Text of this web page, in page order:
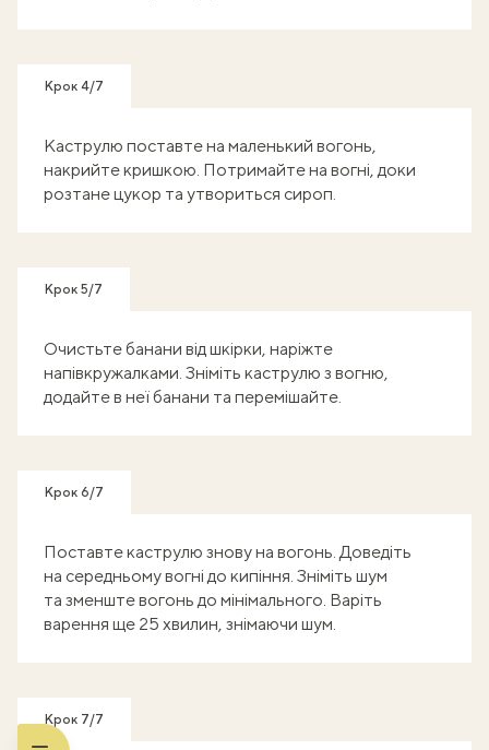
Крок 4/7
Каструлю поставте на маленький вогонь,
накрийте кришкою. Потримайте на вогні, доки
розтане цукор та утвориться сироп.
Крок 5/7
Очистьте банани від шкірки, наріжте
напівкружалками. Зніміть каструлю з вогню,
додайте в неї банани та перемішайте.
Крок 6/7
Поставте каструлю знову на вогонь. Доведіть
на середньому вогні до кипіння. Зніміть шум
та зменште вогонь до мінімального. Варіть
варення ще 25 хвилин, знімаючи шум.
Крок 7/7